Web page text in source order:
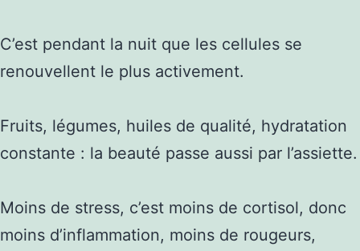
C’est pendant la nuit que les cellules se
renouvellent le plus activement.
Fruits, légumes, huiles de qualité, hydratation
constante : la beauté passe aussi par l’assiette.
Moins de stress, c’est moins de cortisol, donc
moins d’inflammation, moins de rougeurs,